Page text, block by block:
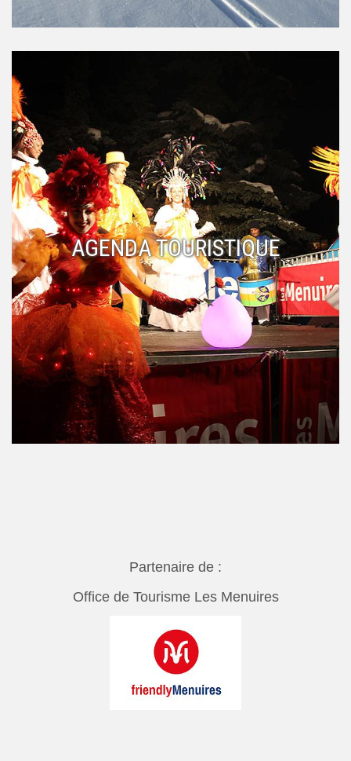
AGENDA TOURISTIQUE
Partenaire de :
Office de Tourisme Les Menuires